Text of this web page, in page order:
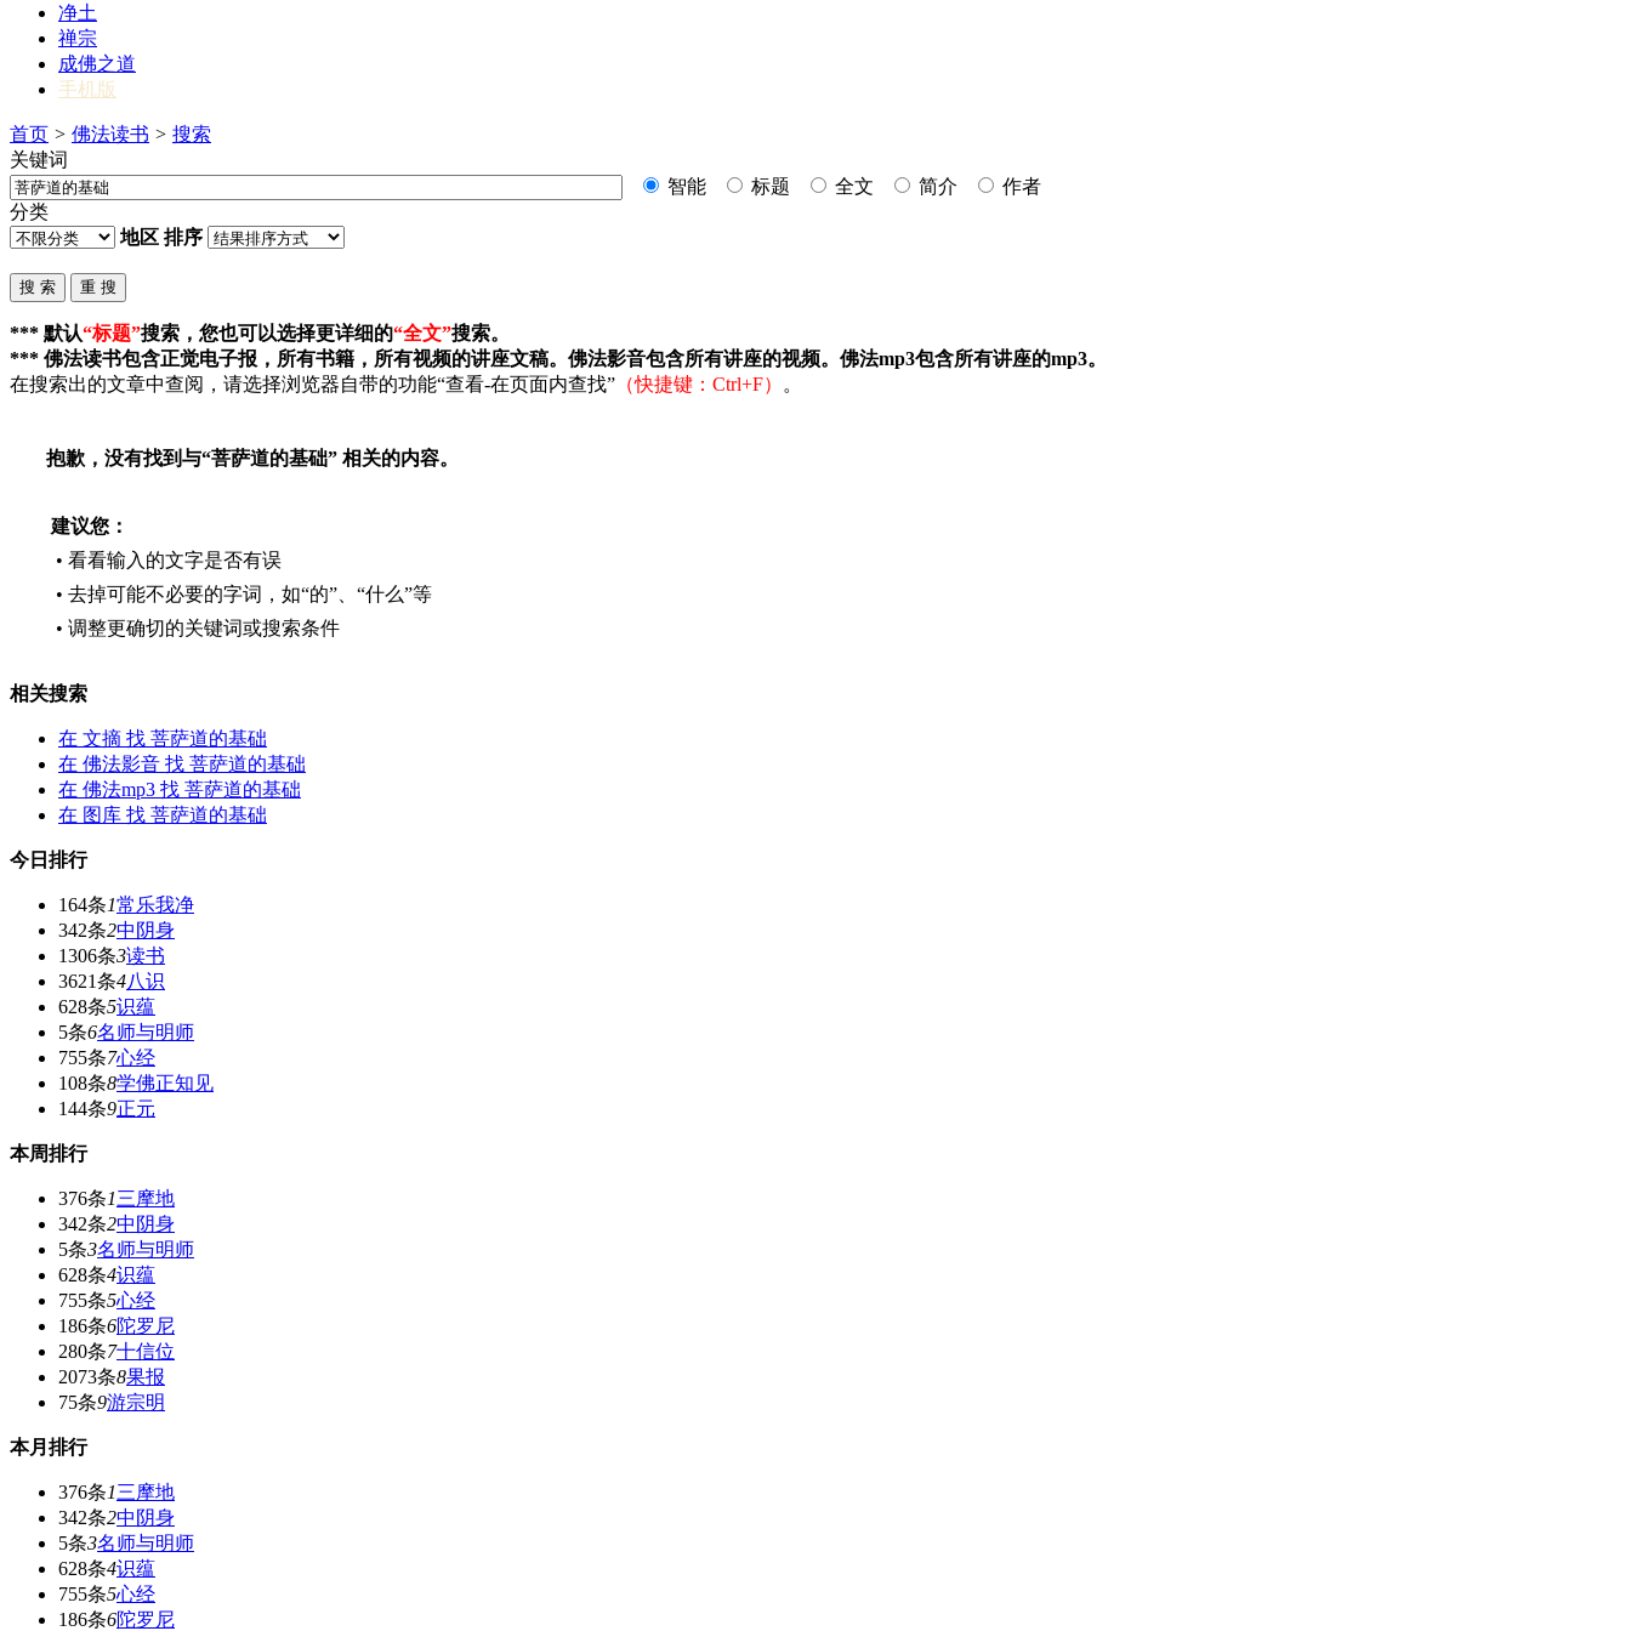
净土
禅宗
成佛之道
手机版
首页 > 佛法读书 > 搜索
关键词
智能
标题 全文 简介
作者
分类
地区 排序
*** 默认“标题”搜索，您也可以选择更详细的“全文”搜索。
*** 佛法读书包含正觉电子报，所有书籍，所有视频的讲座文稿。佛法影音包含所有讲座的视频。佛法mp3包含所有讲座的mp3。
在搜索出的文章中查阅，请选择浏览器自带的功能“查看-在页面内查找” （快捷键：Ctrl+F） 。
抱歉，没有找到与“菩萨道的基础” 相关的内容。
建议您：
• 看看输入的文字是否有误
• 去掉可能不必要的字词，如“的”、“什么”等
• 调整更确切的关键词或搜索条件
相关搜索
在 文摘 找 菩萨道的基础
在 佛法影音 找 菩萨道的基础
在 佛法mp3 找 菩萨道的基础
在 图库 找 菩萨道的基础
今日排行
164条1常乐我净
342条2中阴身
1306条3读书
3621条4八识
628条5识蕴
5条6名师与明师
755条7心经
108条8学佛正知见
144条9正元
本周排行
376条1三摩地
342条2中阴身
5条3名师与明师
628条4识蕴
755条5心经
186条6陀罗尼
280条7十信位
2073条8果报
75条9游宗明
本月排行
376条1三摩地
342条2中阴身
5条3名师与明师
628条4识蕴
755条5心经
186条6陀罗尼